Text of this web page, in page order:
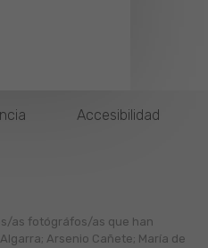
Accesibilidad
as fotógráfos/as que han
Arsenio Cañete; María de